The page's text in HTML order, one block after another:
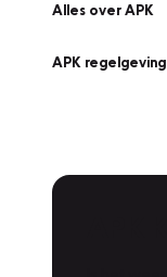
Alles over APK
APK regelgeving